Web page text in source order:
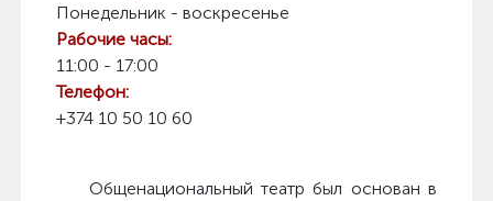
Понедельник - воскресенье
Рабочие часы:
11:00 - 17:00
Телефон:
+374 10 50 10 60
Общенациональный театр был основан в